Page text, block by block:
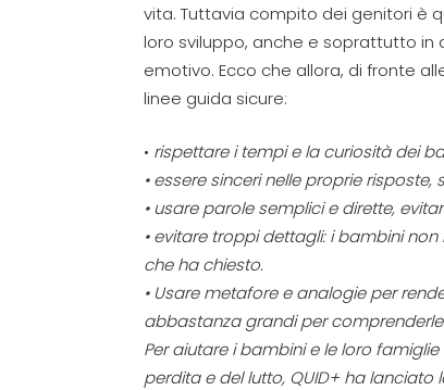
vita. Tuttavia compito dei genitori è
loro sviluppo, anche e soprattutto
emotivo. Ecco che allora, di fronte
linee guida sicure:
• rispettare i tempi e la curiosità dei
•essere sincerinelle proprie risposte,
•usare parole semplicie dirette,
•evitare troppi dettagli: i bambini
che ha chiesto.
• Usaremetafore e analogieper
abbastanza grandi per
Per aiutare i bambini e le loro
perdita e del lutto, QUID+ ha